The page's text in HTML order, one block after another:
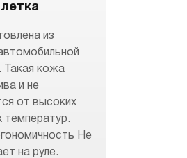
из
Такая кожа
и не
от высоких
Не
на руле.